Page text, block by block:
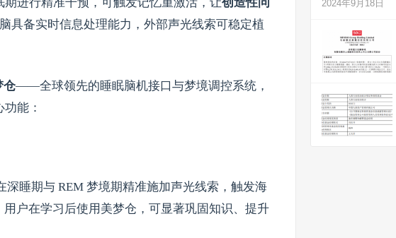
具备实时信息处理能力，外部声光线索可稳定植
仓——全球领先的睡眠脑机接口与梦境调控系统，
能：
深睡期与 REM 梦境期精准施加声光线索，触发海
户在学习后使用美梦仓，可显著巩固知识、提升
2024年9月18日